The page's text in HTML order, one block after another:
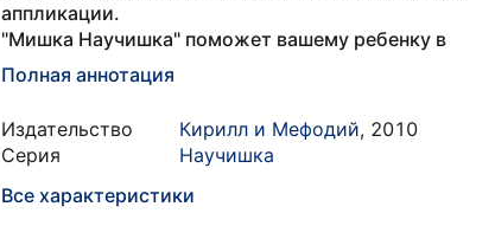
аппликации.
"Мишка Научишка" поможет вашему ребенку в
Полная аннотация
Издательство Кирилл и Мефодий, 2010
Серия
Научишка
Все характеристики